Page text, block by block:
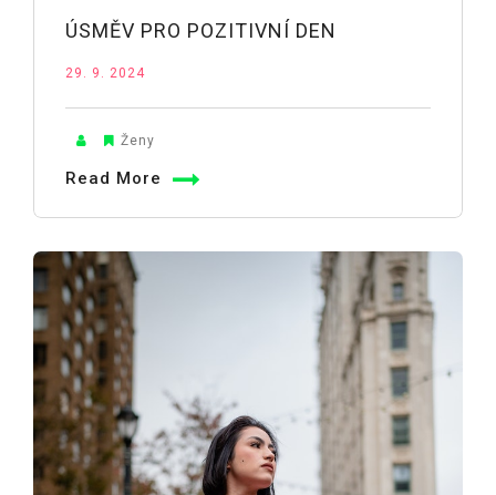
ÚSMĚV PRO POZITIVNÍ DEN
29. 9. 2024
Ženy
Read More